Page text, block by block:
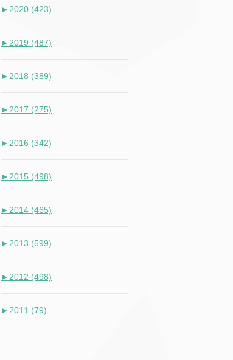
► 2020 (423)
► 2019 (487)
► 2018 (389)
► 2017 (275)
► 2016 (342)
► 2015 (498)
► 2014 (465)
► 2013 (599)
► 2012 (498)
► 2011 (79)